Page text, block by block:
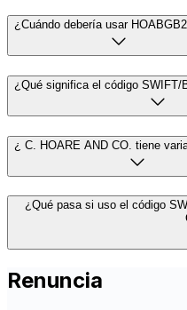
¿Cuándo debería usar
¿Qué significa el código SWIFT/
¿ C. HOARE AND CO. tiene
¿Qué pasa si uso el código
Renuncia